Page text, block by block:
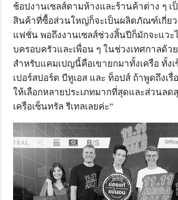
ช้อปงานเซลส์ตามห้างและร้านค้าต่าง ๆ เ
สินค้าที่ซื้อส่วนใหญ่ก็จะเป็นผลิตภัณฑ์เกี่ย
แฟชั่น พอถึงงานเซลส์ช่วงสิ้นปีก็มักจะแว
บครอบครัวและเพื่อน ๆ ในช่วงเทศกาลด้ว
สำหรับแคมเปญนี้คือเขายกมาทั้งเครือ ทั้ง
เปอร์สปอร์ต บีทูเอส และ ท็อปส์ ถ้าพูดถึงเ
ให้เลือกหลายประเภทมากที่สุดและส่วนลด
เครือเซ็นทรัล รีเทลเลยค่ะ”